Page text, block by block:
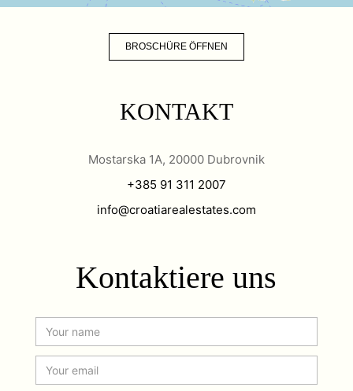
BROSCHÜRE ÖFFNEN
KONTAKT
Mostarska 1A, 20000 Dubrovnik
+385 91 311 2007
info@croatiarealestates.com
Kontaktiere uns